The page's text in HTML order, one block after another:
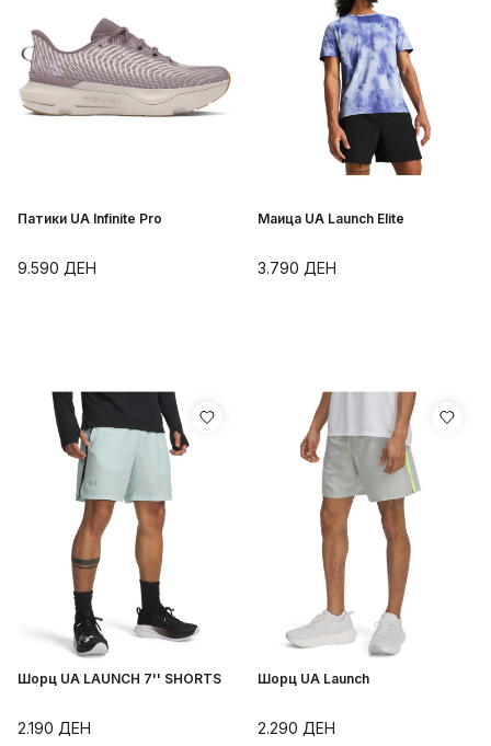
Патики UA Infinite Pro
9.590 ДЕН
Маица UA Launch Elite
3.790 ДЕН
Шорц UA LAUNCH 7'' SHORTS
2.190 ДЕН
Шорц UA Launch
2.290 ДЕН